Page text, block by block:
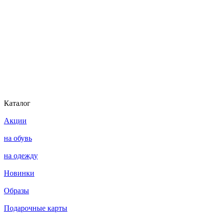
Каталог
Акции
на обувь
на одежду
Новинки
Образы
Подарочные карты